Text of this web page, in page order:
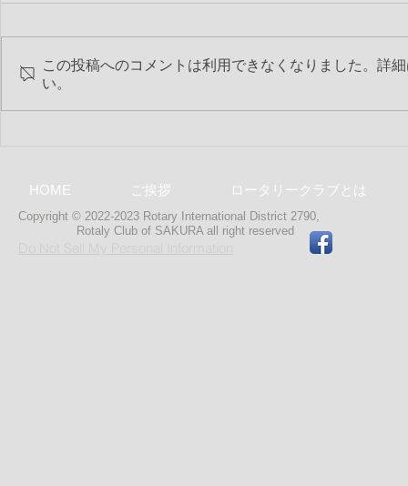
第2549回 8月第1例会 第2548回 7
この投稿へのコメントは利用できなくなりました。詳
い。
HOME ご挨拶 ロータリークラブとは
Copyright © 2022-2023 Rotary International District 2790,
Rotaly Club of SAKURA all right reserved